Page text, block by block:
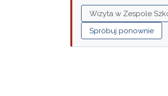
Wizyta w Zespole
Spróbuj ponownie